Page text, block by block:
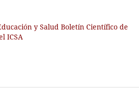
y Salud Boletín Científico de
ICSA